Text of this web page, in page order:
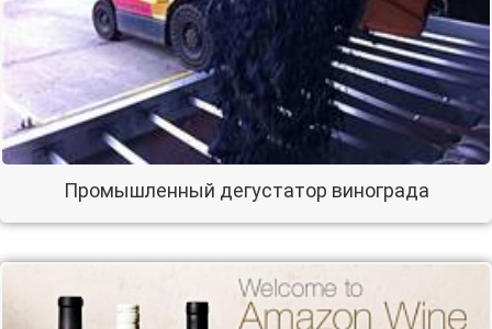
Промышленный дегустатор винограда